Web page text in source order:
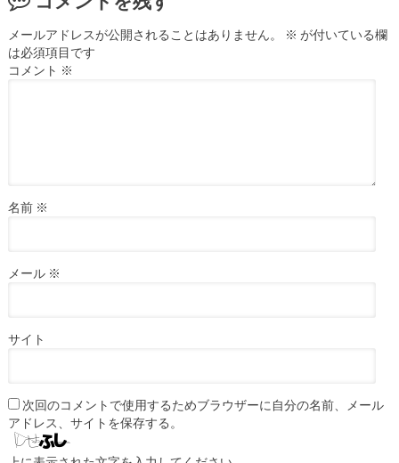
メールアドレスが公開されることはありません。 ※ が付いている欄
は必須項目です
コメント ※
名前 ※
メール ※
サイト
次回のコメントで使用するためブラウザーに自分の名前、メール
アドレス、サイトを保存する。